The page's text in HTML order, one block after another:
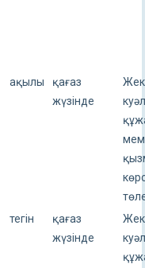
ақылы
қағаз
жүзінде
тегін
қағаз
жүзінде